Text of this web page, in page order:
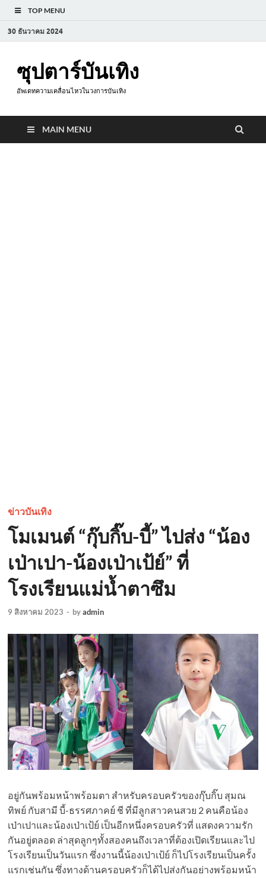
TOP MENU
30 ธันวาคม 2024
ซุปตาร์บันเทิง
อัพเดทความเคลื่อนไหวในวงการบันเทิง
MAIN MENU
ข่าวบันเทิง
โมเมนต์ “กุ๊บกิ๊บ-บี้” ไปส่ง “น้อง
เป่าเปา-น้องเป่าเป้ย์” ที่
โรงเรียนแม่น้ำตาซึม
9 สิงหาคม 2023 - byadmin
อยู่กันพร้อมหน้าพร้อมตา สำหรับครอบครัวของกุ๊บกิ๊บ สุมณ
ทิพย์ กับสามี บี้-ธรรศภาคย์ ชี ที่มีลูกสาวคนสวย 2 คนคือน้อง
เป่าเปาและน้องเป่าเป้ย์ เป็นอีกหนึ่งครอบครัวที่ แสดงความรัก
กันอยู่ตลอด ล่าสุดลูกๆทั้งสองคนถึงเวลาที่ต้องเปิดเรียนและไป
โรงเรียนเป็นวันแรก ซึ่งงานนี้น้องเป่าเป้ย์ ก็ไปโรงเรียนเป็นครั้ง
แรกเช่นกัน ซึ่งทางด้านครอบครัวก็ได้ไปส่งกันอย่างพร้อมหน้า